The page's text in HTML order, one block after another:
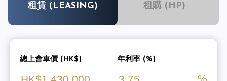
租賃 (LEASING) 租購 (HP)
總上會車價 (HK$) 年利率 (%)